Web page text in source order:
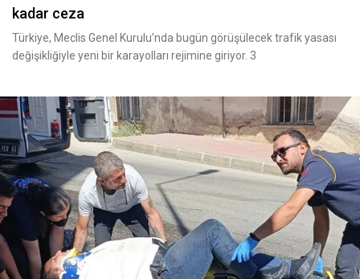
kadar ceza
Türkiye, Meclis Genel Kurulu’nda bugün görüşülecek trafik yasası
değişikliğiyle yeni bir karayolları rejimine giriyor. 3